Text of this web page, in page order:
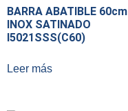
BARRA ABATIBLE 60cm
INOX SATINADO
I5021SSS(C60)
Leer más